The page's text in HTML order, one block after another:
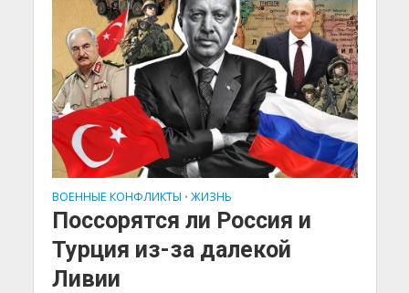
ВОЕННЫЕ КОНФЛИКТЫ • ЖИЗНЬ
Поссорятся ли Россия и
Турция из-за далекой
Ливии